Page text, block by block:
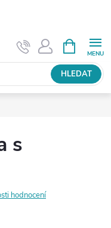
HLEDAT
NÁKUPNÍ
KOŠÍK
s
hodnocení